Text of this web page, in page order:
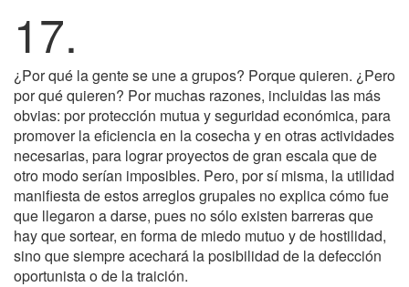
17.
¿Por qué la gente se une a grupos? Porque quieren. ¿Pero
por qué quieren? Por muchas razones, incluidas las más
obvias: por protección mutua y seguridad económica, para
promover la eficiencia en la cosecha y en otras actividades
necesarias, para lograr proyectos de gran escala que de
otro modo serían imposibles. Pero, por sí misma, la utilidad
manifiesta de estos arreglos grupales no explica cómo fue
que llegaron a darse, pues no sólo existen barreras que
hay que sortear, en forma de miedo mutuo y de hostilidad,
sino que siempre acechará la posibilidad de la defección
oportunista o de la traición.